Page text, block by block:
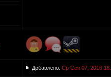
Добавлено: Ср Сен 07, 2016